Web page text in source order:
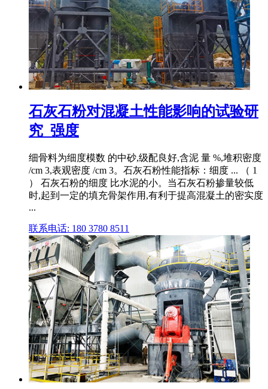
石灰石粉对混凝土性能影响的试验研
究_强度
细骨料为细度模数 的中砂,级配良好,含泥 量 %,堆积密度
/cm 3,表观密度 /cm 3。石灰石粉性能指标：细度 ... （ 1
） 石灰石粉的细度 比水泥的小。当石灰石粉掺量较低
时,起到一定的填充骨架作用,有利于提高混凝土的密实度
...
联系电话: 180 3780 8511